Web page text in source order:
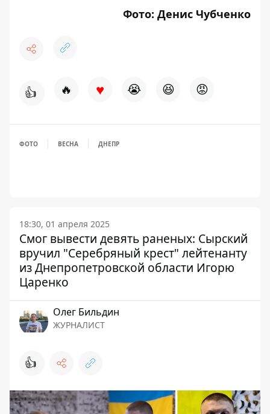
Фото: Денис Чубченко
👍 🔥 ♥ 😭 😆 😡
ФОТО ВЕСНА ДНЕПР
18:30, 01 апреля 2025
Смог вывести девять раненых: Сырский
вручил "Серебряный крест" лейтенанту
из Днепропетровской области Игорю
Царенко
Олег Бильдин
ЖУРНАЛИСТ
👍